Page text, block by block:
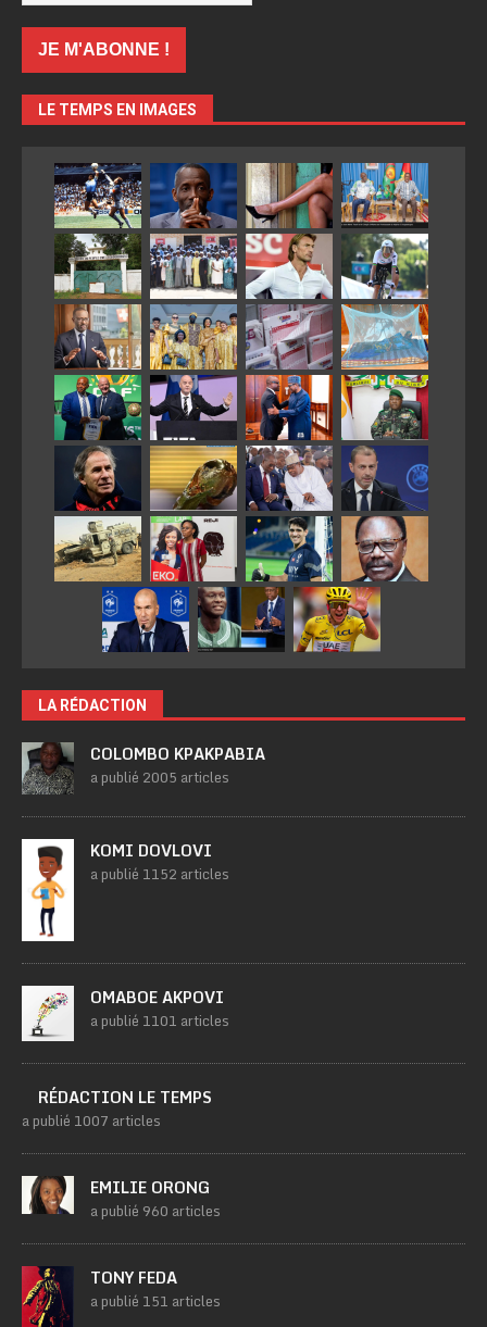
LE TEMPS EN IMAGES
LA RÉDACTION
COLOMBO KPAKPABIA
a publié 2005 articles
KOMI DOVLOVI
a publié 1152 articles
OMABOE AKPOVI
a publié 1101 articles
RÉDACTION LE TEMPS
a publié 1007 articles
EMILIE ORONG
a publié 960 articles
TONY FEDA
a publié 151 articles